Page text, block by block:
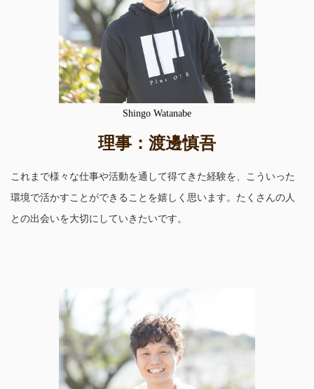
Shingo Watanabe
理事：渡邊慎吾
これまで様々な仕事や活動を通して得てきた経験を、こういった
環境で活かすことができることを嬉しく思います。たくさんの人
との出会いを大切にしていきたいです。